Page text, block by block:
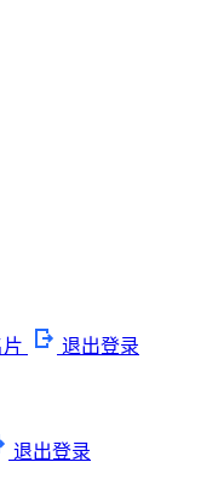
退出登录
退出登录